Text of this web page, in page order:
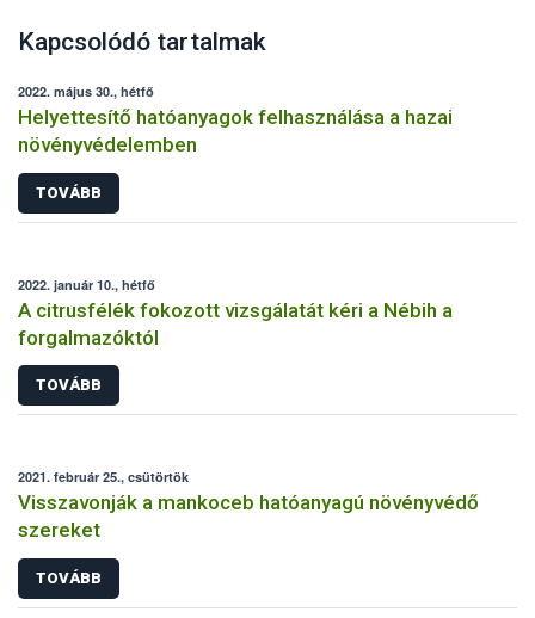
Kapcsolódó tartalmak
2022. május 30., hétfő
Helyettesítő hatóanyagok felhasználása a hazai
növényvédelemben
TOVÁBB
2022. január 10., hétfő
A citrusfélék fokozott vizsgálatát kéri a Nébih a
forgalmazóktól
TOVÁBB
2021. február 25., csütörtök
Visszavonják a mankoceb hatóanyagú növényvédő
szereket
TOVÁBB